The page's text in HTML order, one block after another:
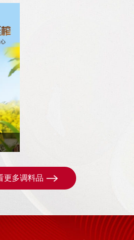
更多调料品